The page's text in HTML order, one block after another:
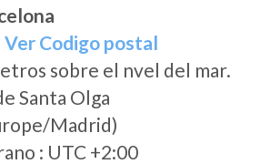
Ver Codigo postal
sobre el nvel del mar.
Santa Olga
Madrid)
: UTC +2:00